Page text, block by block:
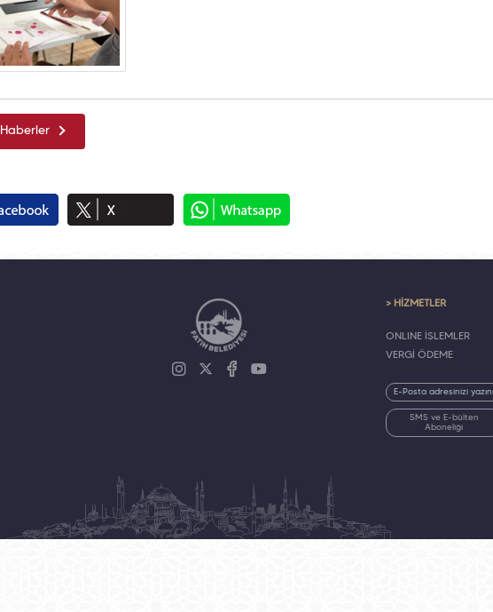
> HİZMETLER
ONLINE İŞLEMLER
VERGİ ÖDEME
SMS ve E-bülten
Aboneliği